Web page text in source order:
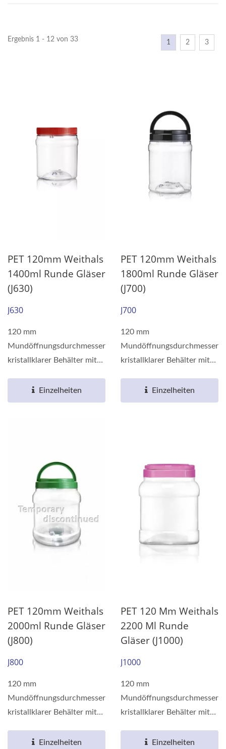
Ergebnis 1 - 12 von 33 1 2 3
PET 120mm Weithals
1400ml Runde Gläser
(J630)
J630
120 mm
Mundöffnungsdurchmesser
kristallklarer Behälter mit
hergestellt...Einzelheiten
PET 120mm Weithals
1800ml Runde Gläser
(J700)
J700
120 mm
Mundöffnungsdurchmesser
kristallklarer Behälter mit
hergestellt...Einzelheiten
PET 120mm Weithals
2000ml Runde Gläser
(J800)
J800
120 mm
Mundöffnungsdurchmesser
kristallklarer Behälter mit
hergestellt...Einzelheiten
PET 120 Mm Weithals
2200 Ml Runde
Gläser (J1000)
J1000
120 mm
Mundöffnungsdurchmesser
kristallklarer Behälter mit
hergestellt...Einzelheiten